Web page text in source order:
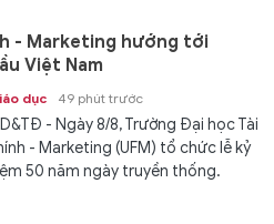
- Marketing hướng tới
Việt Nam
dục 49 phút trước
- Ngày 8/8, Trường Đại học Tài
- Marketing (UFM) tổ chức lễ kỷ
50 năm ngày truyền thống.